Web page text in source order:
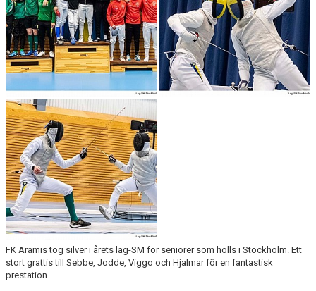
VILL DU PROVA FÄKTNING?
MEDLEMSAVGIFT
SKOLIDROTT
TRYGG IDROTT
FK ARAMIS PROCESSEN
DOKUMENT
FK Aramis tog silver i årets lag-SM för seniorer som hölls i Stockholm. Ett
stort grattis till Sebbe, Jodde, Viggo och Hjalmar för en fantastisk
prestation.